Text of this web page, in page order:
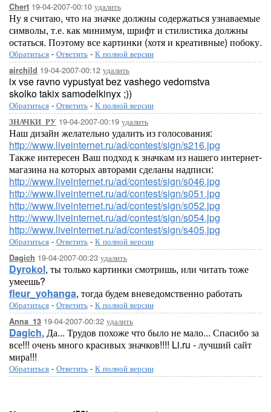
Chert 19-04-2007-00:10 удалить
Ну я считаю, что на значке должны содержаться узнаваемые
символы, т.е. как минимум, шрифт и стилистика должны
остаться. Поэтому все картинки (хотя и креативные) побоку.
Обратиться - Ответить - К полной версии
airchild 19-04-2007-00:12 удалить
ix vse ravno vypustyat bez vashego vedomstva
skolko takix samodelkinyx ;))
Обратиться - Ответить - К полной версии
ЗНАЧКИ_РУ 19-04-2007-00:19 удалить
Наш дизайн желательно удалить из голосования:
http://www.liveinternet.ru/ad/contest/sign/s216.jpg
Также интересен Ваш подход к значкам из нашего интернет-
магазина на которых авторами сделаны надписи:
http://www.liveinternet.ru/ad/contest/sign/s046.jpg
http://www.liveinternet.ru/ad/contest/sign/s051.jpg
http://www.liveinternet.ru/ad/contest/sign/s052.jpg
http://www.liveinternet.ru/ad/contest/sign/s054.jpg
http://www.liveinternet.ru/ad/contest/sign/s405.jpg
Обратиться - Ответить - К полной версии
Dagich 19-04-2007-00:23 удалить
Dyrokol, ты только картинки смотришь, или читать тоже
умеешь?
fleur_yohanga, тогда будем вневедомственно работать
Обратиться - Ответить - К полной версии
Anna_13 19-04-2007-00:32 удалить
Dagich, Да... Трудов похоже что было не мало... Спасибо за
все!!! очень много красивых значков!!!! Li.ru - лучший сайт
мира!!!
Обратиться - Ответить - К полной версии